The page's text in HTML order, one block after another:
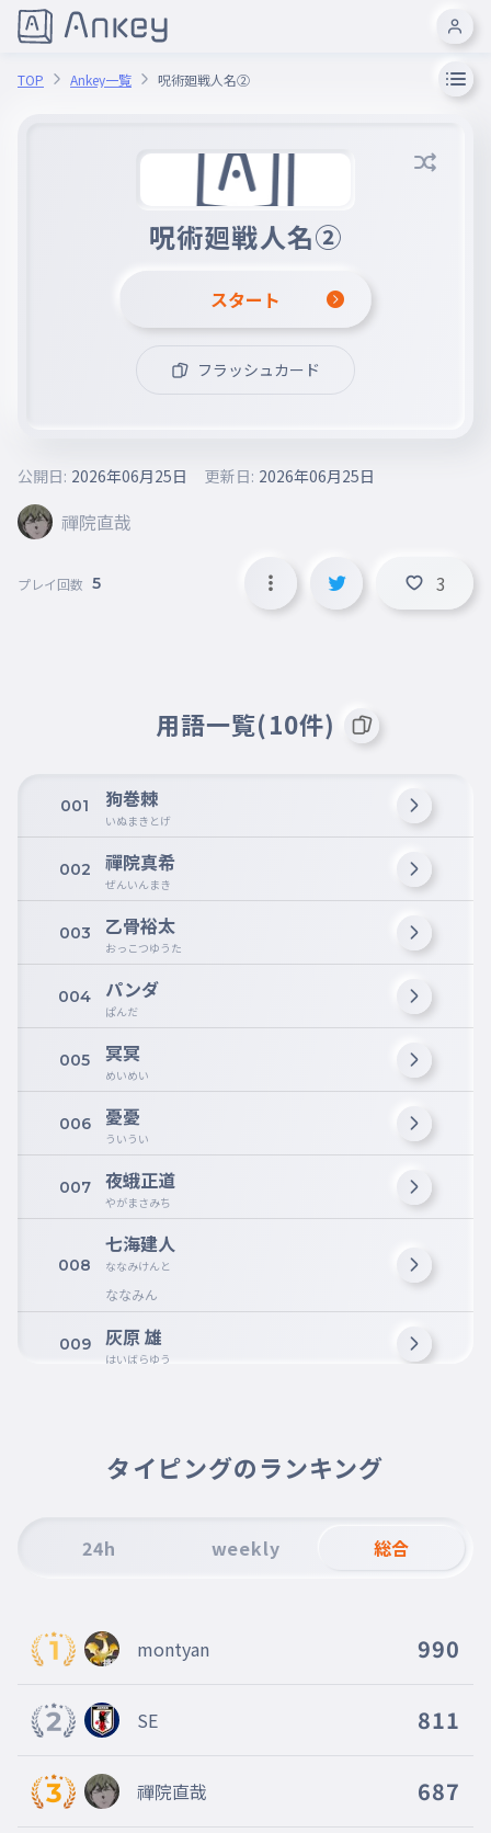
TOP Ankey一覧 呪術廻戦人名②
呪術廻戦人名②
スタート
フラッシュカード
禪院直哉
公開日: 2026年06月25日 更新日: 2026年06月25日
プレイ回数 5 3
用語一覧(10件)
001 狗巻棘
いぬまきとげ
002 禪院真希
ぜんいんまき
003 乙骨裕太
おっこつゆうた
004 パンダ
ぱんだ
005 冥冥
めいめい
006 憂憂
ういうい
007 夜蛾正道
やがまさみち
008
七海建人
ななみけんと
ななみん
009 灰原 雄
はいばらゆう
タイピングのランキング
24h weekly 総合
montyan 990
SE 811
禪院直哉 687